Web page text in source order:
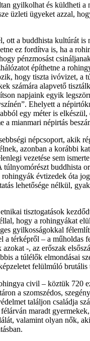
gyilkolhat és küldheti a
üzleti ügyeket azzal,
ott a buddhista kultúrát is
ez fordítva is, ha a
pénzmosást
építhetne a
hogy tiszta ivóvizet, a
számára alapvető
napjaink egyik
Ehelyett a
egy méter is elkészül,
a mianmari népirtás
népcsoport, akik
azonban a korábbi
vezetése sem
buddhista
rohingyák évtizedek óta
lehetősége nélkül,
tisztogatások
hogy a rohingyákat
gyilkosságokkal
a térképről – a műholdas
azokat -, az erőszak
a túlélők elmondásai
felülmúló brutális
civil – köztük 720
a szomszédos,
találjon családja
maradt
valamint olyan nők,